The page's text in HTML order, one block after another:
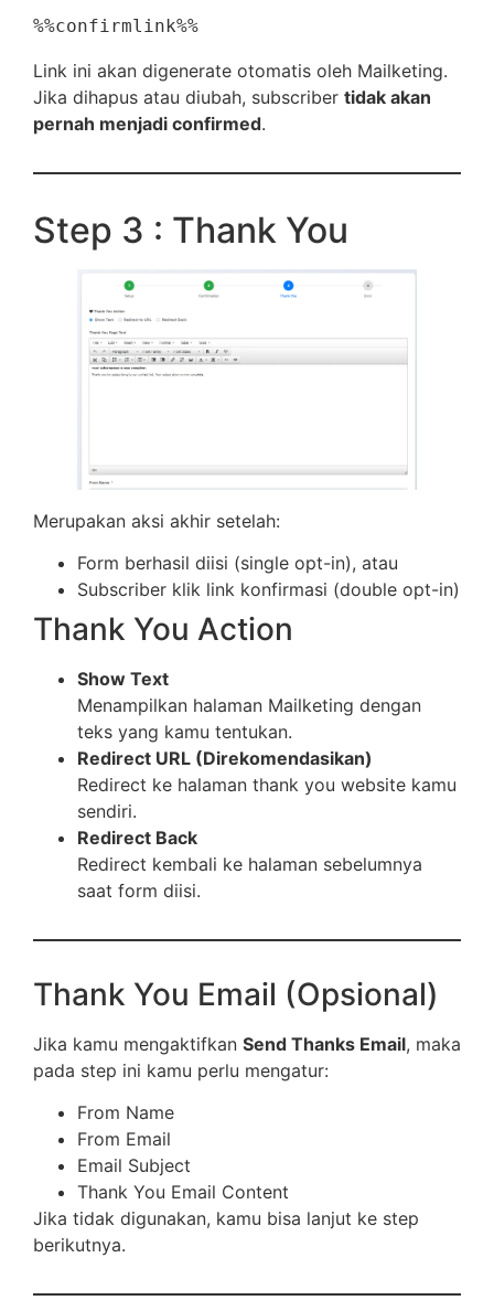
Link ini akan digenerate otomatis oleh Mailketing.
Jika dihapus atau diubah, subscriber tidak akan
pernah menjadi confirmed.
Step 3 : Thank You
Merupakan aksi akhir setelah:
Form berhasil diisi (single opt-in), atau
Subscriber klik link konfirmasi (double opt-in)
Thank You Action
Show Text
Menampilkan halaman Mailketing dengan
teks yang kamu tentukan.
Redirect URL (Direkomendasikan)
Redirect ke halaman thank you website kamu
sendiri.
Redirect Back
Redirect kembali ke halaman sebelumnya
saat form diisi.
Thank You Email (Opsional)
Jika kamu mengaktifkan Send Thanks Email, maka
pada step ini kamu perlu mengatur:
From Name
From Email
Email Subject
Thank You Email Content
Jika tidak digunakan, kamu bisa lanjut ke step
berikutnya.